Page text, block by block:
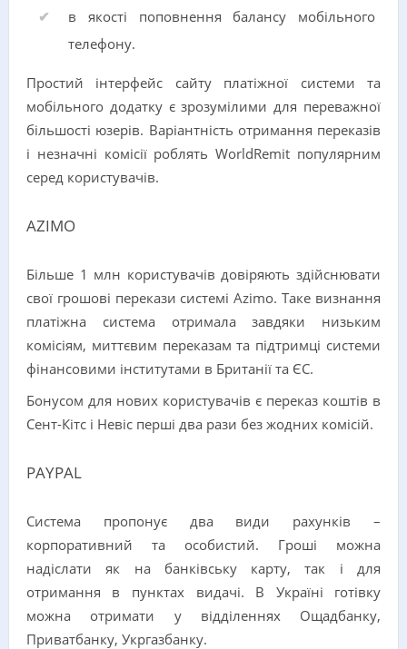
в якості поповнення балансу мобільного
телефону.
Простий інтерфейс сайту платіжної системи та
мобільного додатку є зрозумілими для переважної
більшості юзерів. Варіантність отримання переказів
і незначні комісії роблять WorldRemit популярним
серед користувачів.
AZIMO
Більше 1 млн користувачів довіряють здійснювати
свої грошові перекази системі Azimo. Таке визнання
платіжна система отримала завдяки низьким
комісіям, миттєвим переказам та підтримці системи
фінансовими інститутами в Британії та ЄС.
Бонусом для нових користувачів є переказ коштів в
Сент-Кітс і Невіс перші два рази без жодних комісій.
PAYPAL
Система пропонує два види рахунків –
корпоративний та особистий. Гроші можна
надіслати як на банківську карту, так і для
отримання в пунктах видачі. В Україні готівку
можна отримати у відділеннях Ощадбанку,
Приватбанку, Укргазбанку.